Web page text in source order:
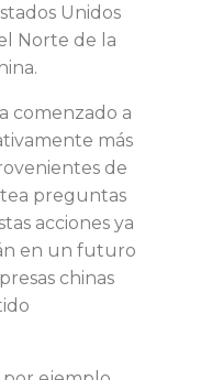
Unidos
Norte de la
comenzado a
más
de
preguntas
acciones ya
en un futuro
chinas